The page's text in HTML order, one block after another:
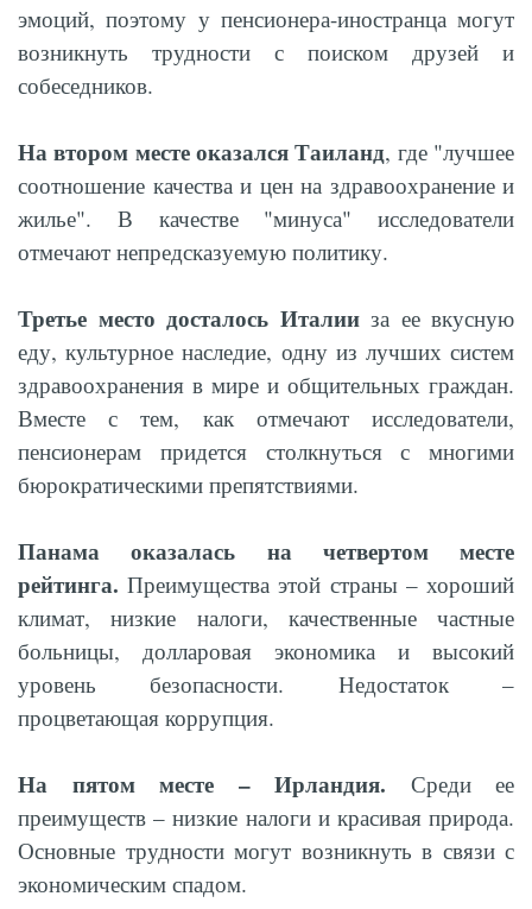
эмоций, поэтому у пенсионера-иностранца могут
возникнуть трудности с поиском друзей и
собеседников.
На втором месте оказался Таиланд, где "лучшее
соотношение качества и цен на здравоохранение и
жилье". В качестве "минуса" исследователи
отмечают непредсказуемую политику.
Третье место досталось Италииза ее вкусную
еду, культурное наследие, одну из лучших систем
здравоохранения в мире и общительных граждан.
Вместе с тем, как отмечают исследователи,
пенсионерам придется столкнуться с многими
бюрократическими препятствиями.
Панама оказалась на четвертом месте
рейтинга. Преимущества этой страны – хороший
климат, низкие налоги, качественные частные
больницы, долларовая экономика и высокий
уровень безопасности. Недостаток –
процветающая коррупция.
На пятом месте – Ирландия. Среди ее
преимуществ – низкие налоги и красивая природа.
Основные трудности могут возникнуть в связи с
экономическим спадом.